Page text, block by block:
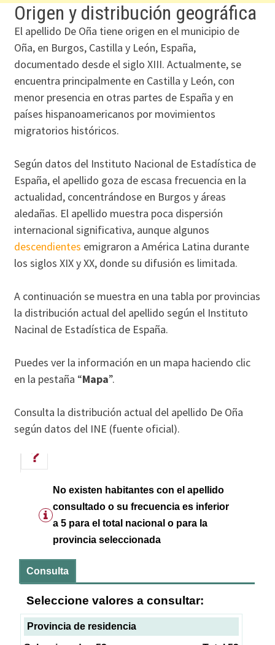
Origen y distribución geográfica
El apellido De Oña tiene origen en el municipio de
Oña, en Burgos, Castilla y León, España,
documentado desde el siglo XIII. Actualmente, se
encuentra principalmente en Castilla y León, con
menor presencia en otras partes de España y en
países hispanoamericanos por movimientos
migratorios históricos.
Según datos del Instituto Nacional de Estadística de
España, el apellido goza de escasa frecuencia en la
actualidad, concentrándose en Burgos y áreas
aledañas. El apellido muestra poca dispersión
internacional significativa, aunque algunos
descendientes emigraron a América Latina durante
los siglos XIX y XX, donde su difusión es limitada.
A continuación se muestra en una tabla por provincias
la distribución actual del apellido según el Instituto
Nacinal de Estadística de España.
Puedes ver la información en un mapa haciendo clic
en la pestaña “Mapa”.
Consulta la distribución actual del apellido De Oña
según datos del INE (fuente oficial).